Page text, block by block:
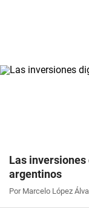
Las
argentinos
Por Marcelo López